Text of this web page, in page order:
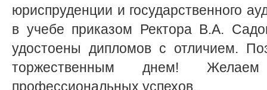
юриспруденции и государственного
в учебе приказом Ректора В.А.
удостоены дипломов с отличием.
торжественным днем!
профессиональных успехов.